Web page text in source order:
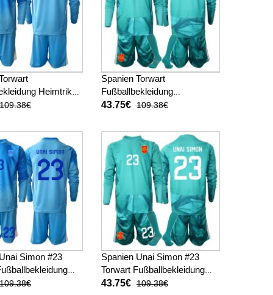
Heimtrikot
2026 Langarm (+
109.38€
Spanien Torwart
Fußballbekleidung
Auswärtstrikot Kinder WM
hosen)
43.75€ 109.38€
Simon #23
Kinder WM 2026
109.38€
Spanien Unai Simon #23
Torwart Fußballbekleidung
Auswärtstrikot Kinder WM
43.75€ 109.38€